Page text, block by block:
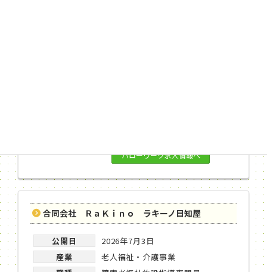
ハローワーク求人情報へ
合同会社 ＲａＫｉｎｏ ラキーノ日知屋
公開日
2026年7月3日
産業
老人福祉・介護事業